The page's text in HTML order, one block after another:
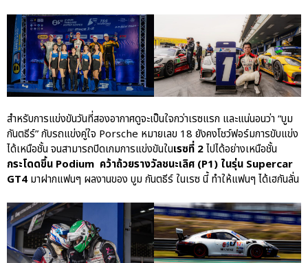
สำหรับการแข่งขันวันที่สองอากาศดูจะเป็นใจกว่าเรซแรก และแน่นอนว่า “บูม
กันตธีร์” กับรถแข่งคู่ใจ Porsche หมายเลข 18 ยังคงโชว์ฟอร์มการขับแข่ง
ได้เหนือชั้น จนสามารถปิดเกมการแข่งขันในเรซที่ 2ไปได้อย่างเหนือชั้น
กระโดดขึ้น Podium คว้าถ้วยรางวัลชนะเลิศ (P1) ในรุ่น Supercar
GT4 มาฝากแฟนๆ ผลงานของ บูม กันตธีร์ ในเรซ นี้ ทำให้แฟนๆ ได้เฮกันลั่น